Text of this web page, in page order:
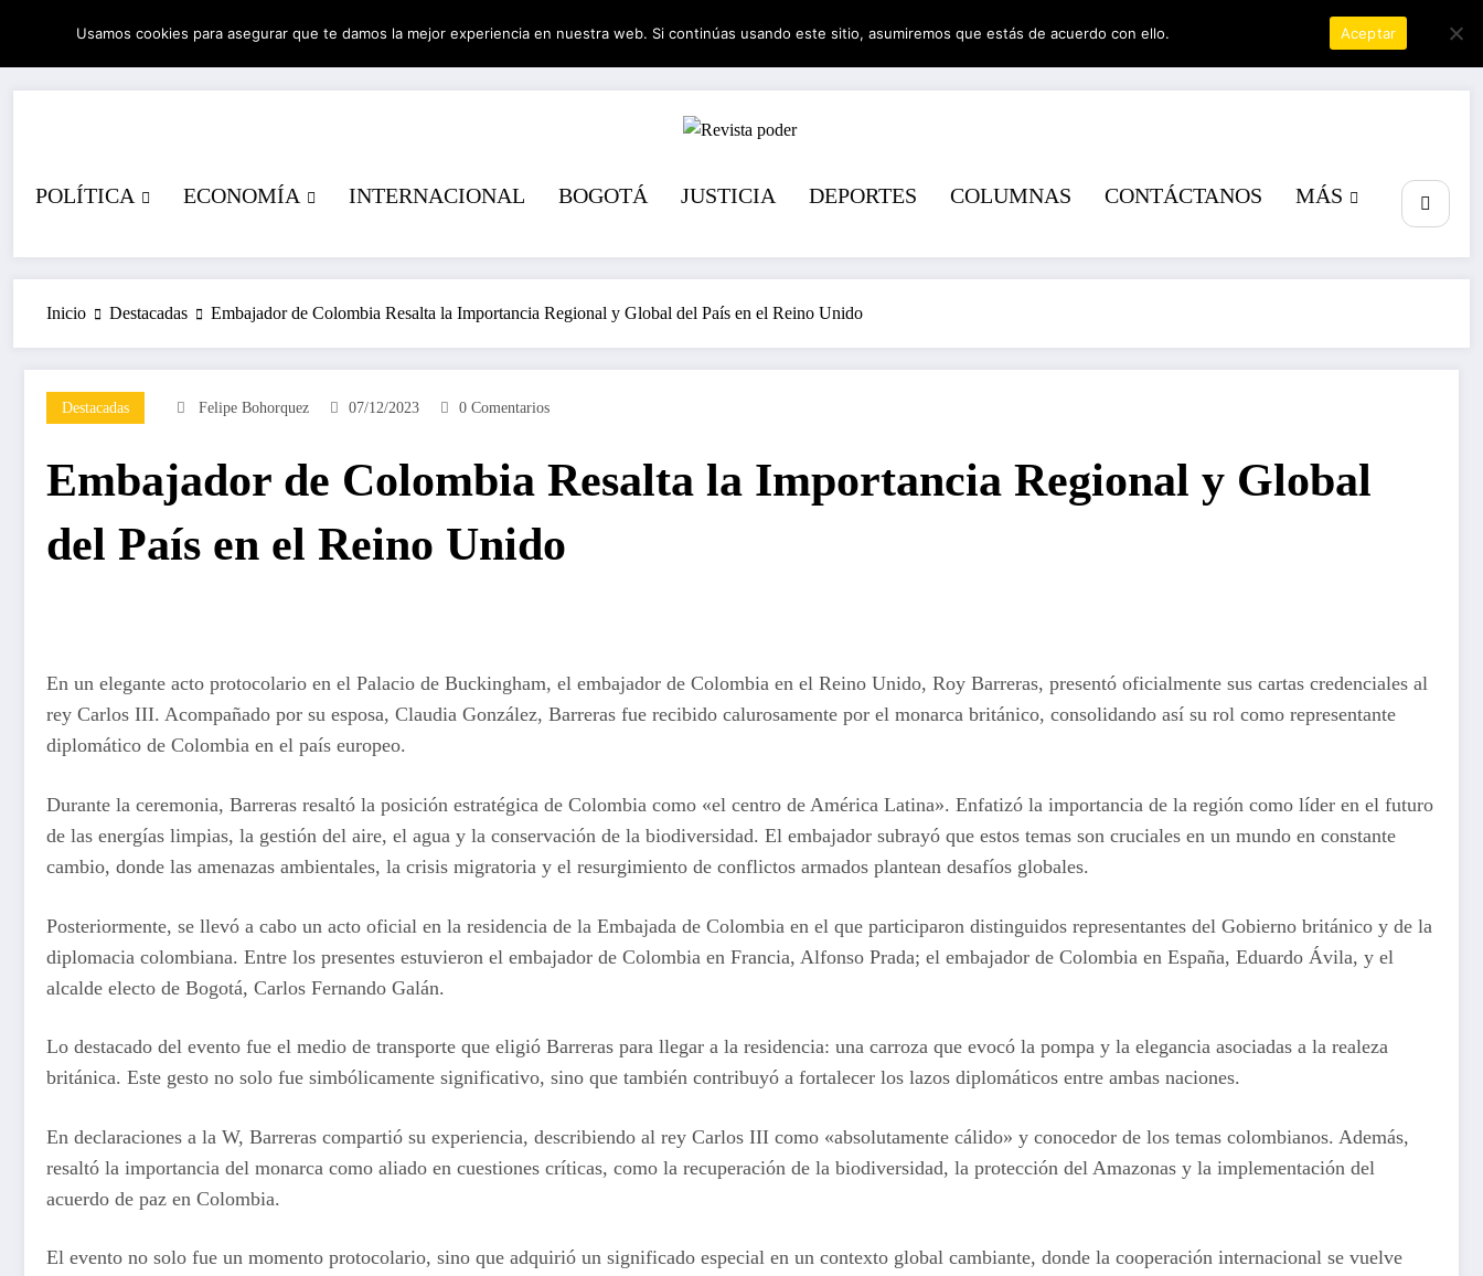
contenido
06/08/2026 8:10:57 PM
POLÍTICA ECONOMÍA INTERNACIONAL BOGOTÁ JUSTICIA DEPORTES COLUMNAS CONTÁCTANOS MÁS
Inicio Destacadas Embajador de Colombia Resalta la Importancia Regional y Global del País en el Reino Unido
Destacadas Felipe Bohorquez 07/12/2023 0 Comentarios
Embajador de Colombia Resalta la Importancia Regional y Global
del País en el Reino Unido
En un elegante acto protocolario en el Palacio de Buckingham, el embajador de Colombia en el Reino Unido, Roy Barreras, presentó oficialmente sus cartas credenciales al
rey Carlos III. Acompañado por su esposa, Claudia González, Barreras fue recibido calurosamente por el monarca británico, consolidando así su rol como representante
diplomático de Colombia en el país europeo.
Durante la ceremonia, Barreras resaltó la posición estratégica de Colombia como «el centro de América Latina». Enfatizó la importancia de la región como líder en el futuro
de las energías limpias, la gestión del aire, el agua y la conservación de la biodiversidad. El embajador subrayó que estos temas son cruciales en un mundo en constante
cambio, donde las amenazas ambientales, la crisis migratoria y el resurgimiento de conflictos armados plantean desafíos globales.
Posteriormente, se llevó a cabo un acto oficial en la residencia de la Embajada de Colombia en el que participaron distinguidos representantes del Gobierno británico y de la
diplomacia colombiana. Entre los presentes estuvieron el embajador de Colombia en Francia, Alfonso Prada; el embajador de Colombia en España, Eduardo Ávila, y el
alcalde electo de Bogotá, Carlos Fernando Galán.
Lo destacado del evento fue el medio de transporte que eligió Barreras para llegar a la residencia: una carroza que evocó la pompa y la elegancia asociadas a la realeza
británica. Este gesto no solo fue simbólicamente significativo, sino que también contribuyó a fortalecer los lazos diplomáticos entre ambas naciones.
En declaraciones a la W, Barreras compartió su experiencia, describiendo al rey Carlos III como «absolutamente cálido» y conocedor de los temas colombianos. Además,
resaltó la importancia del monarca como aliado en cuestiones críticas, como la recuperación de la biodiversidad, la protección del Amazonas y la implementación del
acuerdo de paz en Colombia.
El evento no solo fue un momento protocolario, sino que adquirió un significado especial en un contexto global cambiante, donde la cooperación internacional se vuelve
Usamos cookies para asegurar que te damos la mejor experiencia en nuestra web. Si continúas usando este sitio, asumiremos que estás de acuerdo con ello. Aceptar